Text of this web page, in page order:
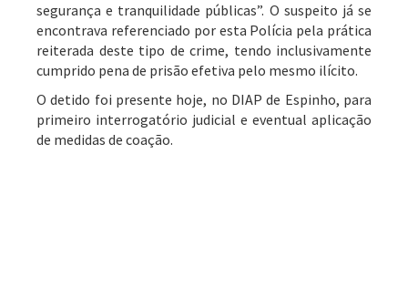
segurança e tranquilidade públicas”. O suspeito já se
encontrava referenciado por esta Polícia pela prática
reiterada deste tipo de crime, tendo inclusivamente
cumprido pena de prisão efetiva pelo mesmo ilícito.
O detido foi presente hoje, no DIAP de Espinho, para
primeiro interrogatório judicial e eventual aplicação
de medidas de coação.